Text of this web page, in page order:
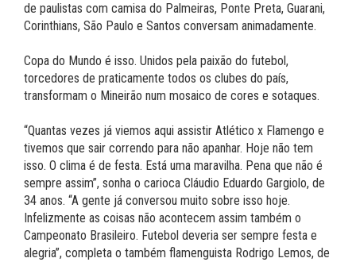
de paulistas com camisa do Palmeiras, Ponte Preta, Guarani,
Corinthians, São Paulo e Santos conversam animadamente.
Copa do Mundo é isso. Unidos pela paixão do futebol,
torcedores de praticamente todos os clubes do país,
transformam o Mineirão num mosaico de cores e sotaques.
“Quantas vezes já viemos aqui assistir Atlético x Flamengo e
tivemos que sair correndo para não apanhar. Hoje não tem
isso. O clima é de festa. Está uma maravilha. Pena que não é
sempre assim”, sonha o carioca Cláudio Eduardo Gargiolo, de
34 anos. “A gente já conversou muito sobre isso hoje.
Infelizmente as coisas não acontecem assim também o
Campeonato Brasileiro. Futebol deveria ser sempre festa e
alegria”, completa o também flamenguista Rodrigo Lemos, de